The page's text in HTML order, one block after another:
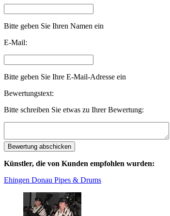
Bitte geben Sie Ihren Namen ein
E-Mail:
Bitte geben Sie Ihre E-Mail-Adresse ein
Bewertungstext:
Bitte schreiben Sie etwas zu Ihrer Bewertung:
Künstler, die von Kunden empfohlen wurden:
Ehingen Donau Pipes & Drums